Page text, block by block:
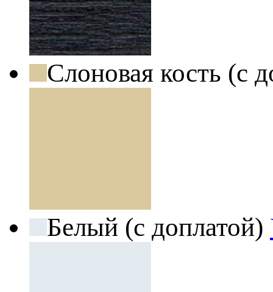
Слоновая кость (с
Белый (с доплатой)